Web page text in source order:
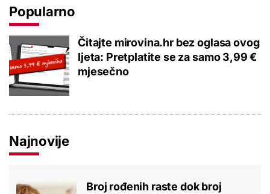
Popularno
Čitajte mirovina.hr bez oglasa ovog
ljeta: Pretplatite se za samo 3,99 €
mjesečno
Najnovije
Broj rođenih raste dok broj